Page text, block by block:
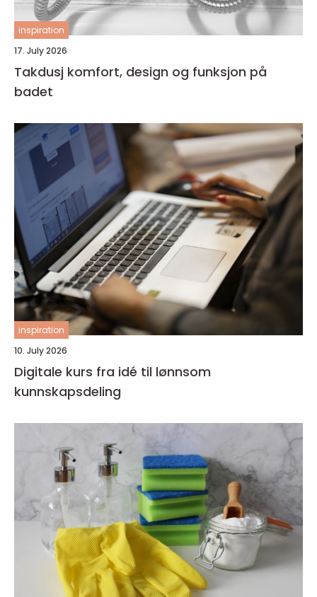
inspiration
17. July 2026
Takdusj komfort, design og funksjon på
badet
inspiration
10. July 2026
Digitale kurs fra idé til lønnsom
kunnskapsdeling